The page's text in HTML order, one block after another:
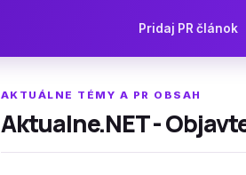
Pridaj PR článok
AKTUÁLNE TÉMY A PR OBSAH
Aktualne.NET -